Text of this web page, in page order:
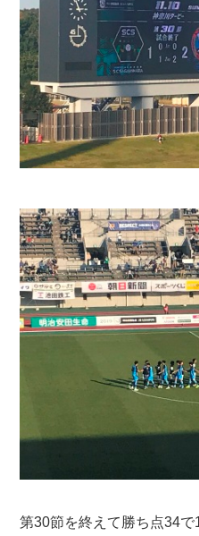
第30節を終えて勝ち点34で